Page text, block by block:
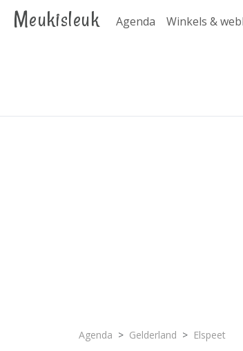
Meukisleuk Agenda Winkels &
Agenda Gelderland Elspeet